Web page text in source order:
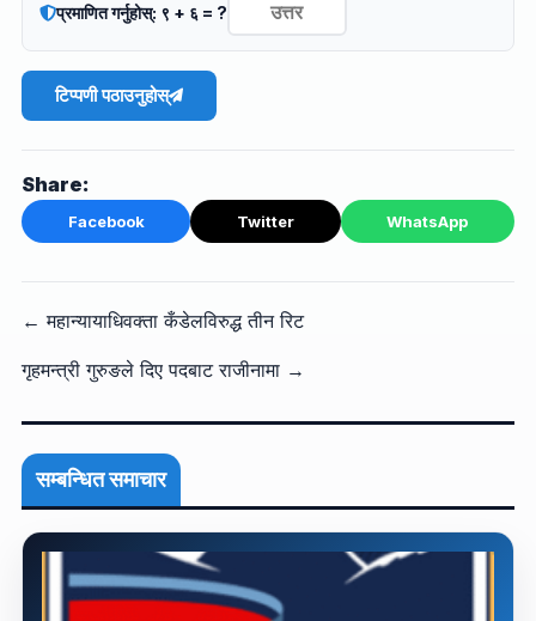
प्रमाणित गर्नुहोस्: ९ + ६ = ?
टिप्पणी पठाउनुहोस्
Share:
Facebook Twitter WhatsApp
← महान्यायाधिवक्ता कँडेलविरुद्ध तीन रिट
गृहमन्त्री गुरुङले दिए पदबाट राजीनामा →
सम्बन्धित समाचार